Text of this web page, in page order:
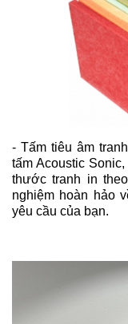
- Tấm tiêu âm
tấm Acoustic
thước tranh in
nghiệm hoàn hảo
yêu cầu của bạn.